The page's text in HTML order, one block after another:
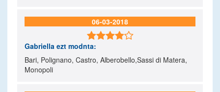
06-03-2018

Gabriella ezt modnta:
Bari, Polignano, Castro, Alberobello,Sassi di Matera,
Monopoli